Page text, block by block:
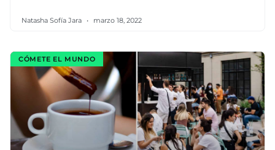
Natasha Sofía Jara marzo 18, 2022
CÓMETE EL MUNDO